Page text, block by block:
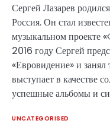
Сергей Лазарев
Россия. Он стал
музыкальном проекте
2016 году Сергей
«Евровидение» и
выступает в качестве
успешные альбомы и
UNCATEGORISED